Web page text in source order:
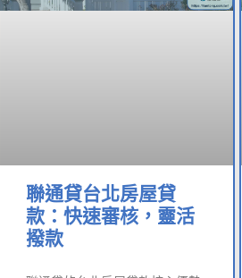
聯通貸台北房屋貸
款：快速審核，靈活
撥款